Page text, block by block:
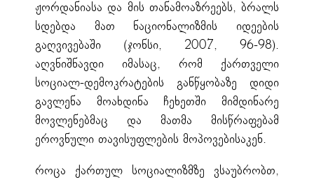
ჟორდანიასა და მის თანამოაზრეებს, ბრალს
სდებდა მათ ნაციონალიზმის იდეების
გაღვივებაში (ჯონსი, 2007, 96-98).
აღვნიშნავდი იმასაც, რომ ქართველი
სოციალ-დემოკრატების განწყობაზე დიდი
გავლენა მოახდინა ჩეხეთში მიმდინარე
მოვლენებმაც და მათმა მისწრაფებამ
ეროვნული თავისუფლების მოპოვებისაკენ.
როცა ქართულ სოციალიზმზე ვსაუბრობთ,